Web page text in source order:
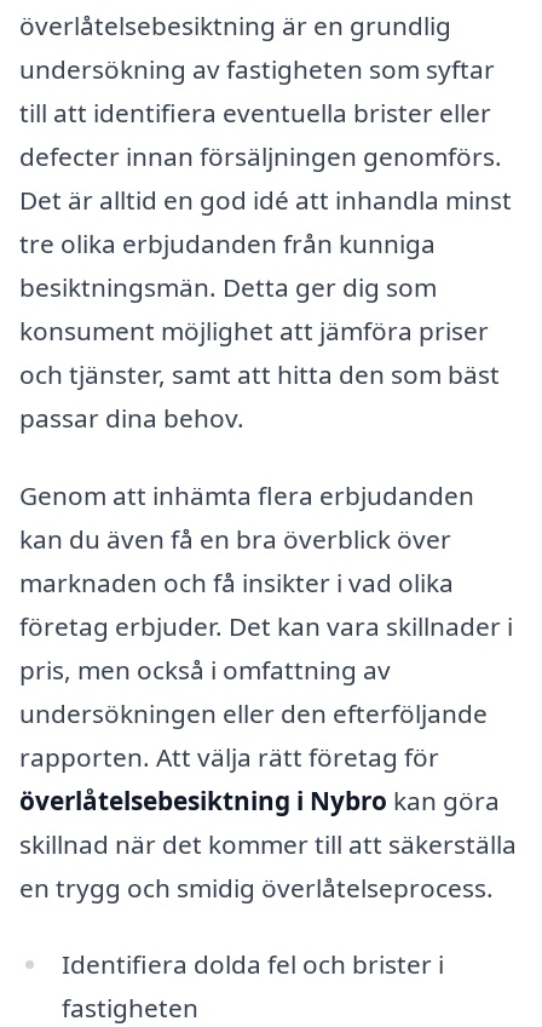
överlåtelsebesiktning är en grundlig
undersökning av fastigheten som syftar
till att identifiera eventuella brister eller
defecter innan försäljningen genomförs.
Det är alltid en god idé att inhandla minst
tre olika erbjudanden från kunniga
besiktningsmän. Detta ger dig som
konsument möjlighet att jämföra priser
och tjänster, samt att hitta den som bäst
passar dina behov.
Genom att inhämta flera erbjudanden
kan du även få en bra överblick över
marknaden och få insikter i vad olika
företag erbjuder. Det kan vara skillnader i
pris, men också i omfattning av
undersökningen eller den efterföljande
rapporten. Att välja rätt företag för
överlåtelsebesiktning i Nybro kan göra
skillnad när det kommer till att säkerställa
en trygg och smidig överlåtelseprocess.
Identifiera dolda fel och brister i
fastigheten